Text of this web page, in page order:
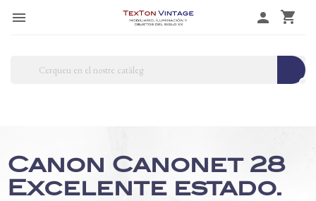
 shopping_cart
person
search
Canon Canonet 28
Excelente estado.